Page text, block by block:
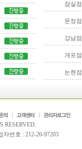
잠실점
문정점
강남점
개포점
논현점
RESERVED.
번호 : 212-20-97203